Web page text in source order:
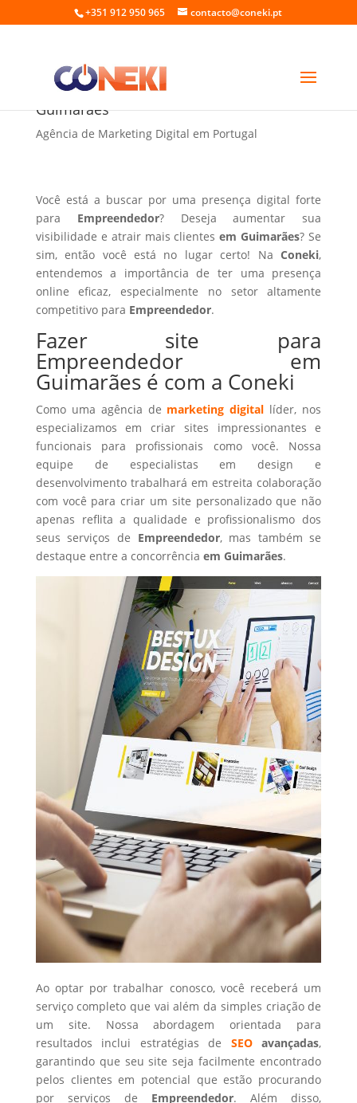
+351 912 950 965 contacto@coneki.pt
Fazer site para Empreendedor em
Guimarães
Agência de Marketing Digital em Portugal
Você está a buscar por uma presença digital forte
para Empreendedor? Deseja aumentar sua
visibilidade e atrair mais clientesem Guimarães? Se
sim, então você está no lugar certo! NaConeki,
entendemos a importância de ter uma presença
online eficaz, especialmente no setor altamente
competitivo para Empreendedor.
Fazer site para
Empreendedor em
Guimarães é com a Coneki
Como uma agência de marketing digital líder, nos
especializamos em criar sites impressionantes e
funcionais para profissionais como você. Nossa
equipe de especialistas em design e
desenvolvimento trabalhará em estreita colaboração
com você para criar um site personalizado que não
apenas reflita a qualidade e profissionalismo dos
seus serviços de Empreendedor, mas também se
destaque entre a concorrência em Guimarães.
Ao optar por trabalhar conosco, você receberá um
serviço completo que vai além da simples criação de
um site. Nossa abordagem orientada para
resultados inclui estratégias de SEOavançadas,
garantindo que seu site seja facilmente encontrado
pelos clientes em potencial que estão procurando
por serviços de Empreendedor. Além disso,